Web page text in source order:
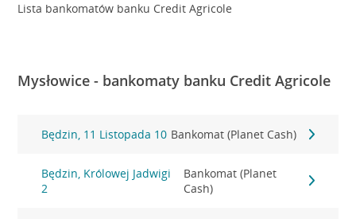
Lista bankomatów banku Credit Agricole
Mysłowice - bankomaty banku Credit Agricole
Będzin, 11 Listopada 10 Bankomat (Planet Cash)
Będzin, Królowej Jadwigi
2
Bankomat (Planet
Cash)